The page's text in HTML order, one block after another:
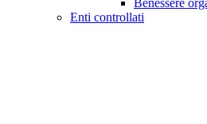
Benessere
Enti controllati